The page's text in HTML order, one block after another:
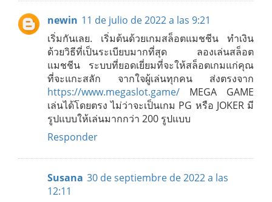
newin 11 de julio de 2022 a las 9:21
เริ่มกันเลย. เริ่มต้นด้วยเกมสล็อตแมชชีน ทำเงิน
ด้วยวิธีที่เป็นระเบียบมากที่สุด ลองเล่นสล็อต
แมชชีน ระบบที่ยอดเยี่ยมที่จะให้สล็อตเกมแก่คุณ
ที่จะแกะสลัก จากใจผู้เล่นทุกคน ส่งตรงจาก
https://www.megaslot.game/ MEGA GAME
เล่นได้โดยตรง ไม่ว่าจะเป็นเกม PG หรือ JOKER มี
รูปแบบให้เล่นมากกว่า 200 รูปแบบ
Responder
Susana 30 de septiembre de 2022 a las
12:11